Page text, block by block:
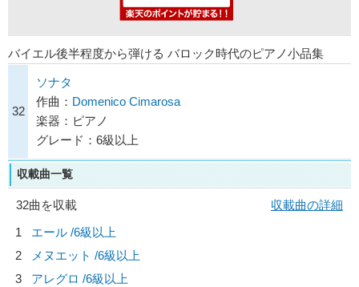
バイエル後半程度から弾ける バロック時代のピアノ小品集
32
ソナタ
作曲： Domenico Cimarosa
楽器：ピアノ
グレード：6級以上
収載曲一覧
32曲を収載
収載曲の詳細
1
エール /6級以上
2
メヌエット /6級以上
3
アレグロ /6級以上